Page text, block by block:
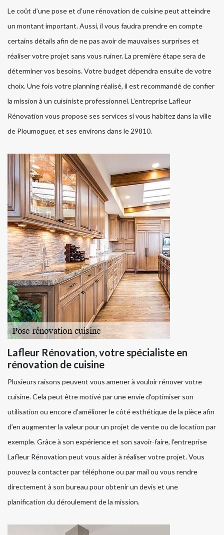
Le coût d’une pose et d’une rénovation de cuisine peut atteindre
un montant important. Aussi, il vous faudra prendre en compte
certains détails afin de ne pas avoir de mauvaises surprises et
réaliser votre projet sans vous ruiner. La première étape sera de
déterminer vos besoins. Votre budget dépendra ensuite de votre
choix. Une fois votre planning réalisé, il est recommandé de confier
la mission à un cuisiniste professionnel. L’entreprise Lafleur
Rénovation vous propose ses services si vous habitez dans la ville
de Ploumoguer, et ses environs dans le 29810.
Lafleur Rénovation, votre spécialiste en
rénovation de cuisine
Plusieurs raisons peuvent vous amener à vouloir rénover votre
cuisine. Cela peut être motivé par une envie d’optimiser son
utilisation ou encore d’améliorer le côté esthétique de la pièce afin
d’en augmenter la valeur pour un projet de vente ou de location par
exemple. Grâce à son expérience et son savoir-faire, l’entreprise
Lafleur Rénovation peut vous aider à réaliser votre projet. Vous
pouvez la contacter par téléphone ou par mail ou vous rendre
directement à son bureau pour obtenir un devis et une
planification du déroulement de la mission.